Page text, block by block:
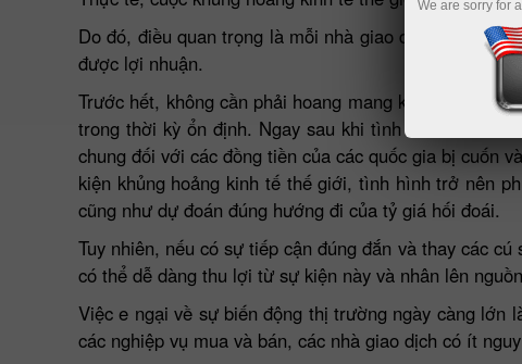
Do đó, điều quan trọng là mỗi nhà giao dịch cần
được lợi nhuận.
Trước hết, không cần phải hoang mang khi xử lý
trong thời kỳ ổn định. Ngay sau khi tình hình tài
chung đối với các đồng tiền của các quốc gia bị cuốn
kiện khủng hoảng kinh tế thế giới, tình hình trở nên
cũng như dự đoán đúng hướng đi của tỷ giá hối đoái.
Tuy nhiên, nếu có sự tiếp cận đúng đắn và thay các
có thể dễ dàng thu lợi từ sự kiện này và nhân lên
Việc e ngại về sự biến động thị trường ngày càng lớn
các nghiệp vụ mua và bán, các nhà giao dịch có ít
We are sorry for